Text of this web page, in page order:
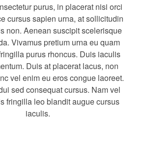
purus, in placerat nisi orci
cursus sapien urna, at sollicitudin
non. Aenean suscipit scelerisque
Vivamus pretium urna eu quam
purus rhoncus. Duis iaculis
Duis at placerat lacus, non
vel enim eu eros congue laoreet.
sed consequat cursus. Nam vel
fringilla leo blandit augue cursus
iaculis.